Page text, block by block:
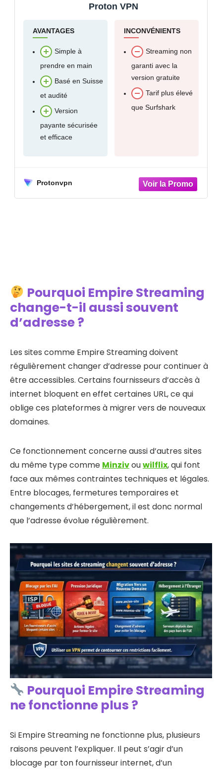
Surfshark
AVANTAGES
Débloque les
sites de streaming
à 1,99€ / mois
Très bon
rapport qualité-prix
Contournement des
Connexions
INCONVÉNIENTS
Moins ancien
sur le marché
Pas de compte
gratuit
Pourquoi Empire Streaming
change-t-il aussi souvent
d’adresse ?
Les sites comme Empire Streaming doivent
régulièrement changer d’adresse pour continuer à
être accessibles. Certains fournisseurs d’accès à
internet bloquent en effet certaines URL, ce qui
oblige ces plateformes à migrer vers de nouveaux
domaines.
Ce fonctionnement concerne aussi d’autres sites
du même type comme Minzivouwilflix, qui font
face aux mêmes contraintes techniques et légales.
Entre blocages, fermetures temporaires et
changements d’hébergement, il est donc normal
que l’adresse évolue régulièrement.
Pourquoi Empire Streaming
ne fonctionne plus ?
Si Empire Streaming ne fonctionne plus, plusieurs
raisons peuvent l’expliquer. Il peut s’agir d’un
blocage par ton fournisseur internet, d’un